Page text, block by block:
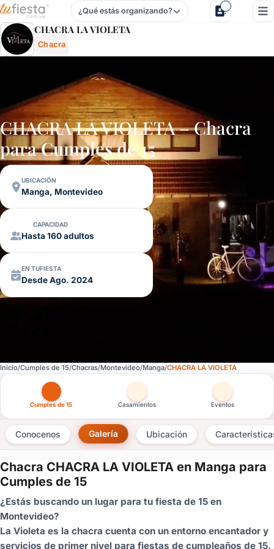
Chacra La Violeta - Chacra En Manga, Montevideo,
¿Qué estás organizando?
CHACRA LA VIOLETA
Chacra
CHACRA LA VIOLETA – Chacra
paraCumples de 15
UBICACIÓN
Manga, Montevideo
CAPACIDAD
Hasta 160 adultos
EN TUFIESTA
Desde Ago. 2024
Inicio Cumples de 15 Chacras Montevideo Manga CHACRA LA VIOLETA
Otras versiones de esta ficha por tipo de festejo
Cumples de 15 Casamientos Eventos
Conocenos Galería Ubicación
Chacra CHACRA LA VIOLETA en Manga para
Cumples de 15
¿Estás buscando un lugar para tu fiesta de 15 en
Montevideo?
La Violeta es la chacra cuenta con un entorno encantador y
servicios de primer nivel para fiestas de cumpleaños de 15.
×
Consultar
tenés
cuenta?